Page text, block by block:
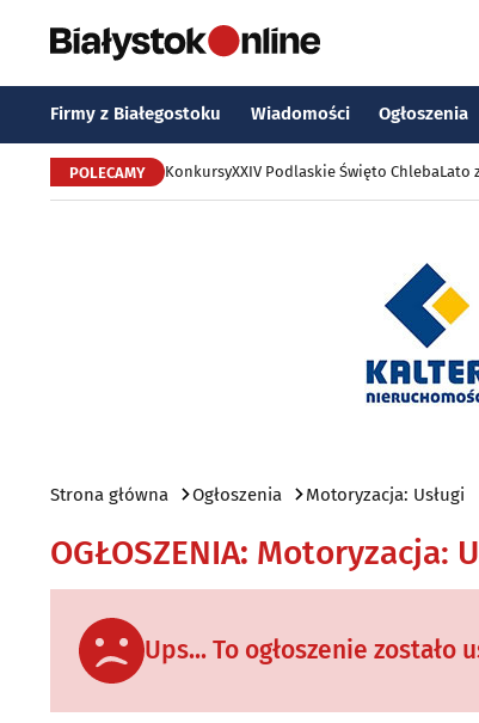
Firmy z Białegostoku Wiadomości Ogłoszenia
POLECAMY KonkursyXXIV Podlaskie Święto ChlebaLato
Strona główna Ogłoszenia Motoryzacja: Usługi
OGŁOSZENIA: Motoryzacja:
Ups... To ogłoszenie zostało